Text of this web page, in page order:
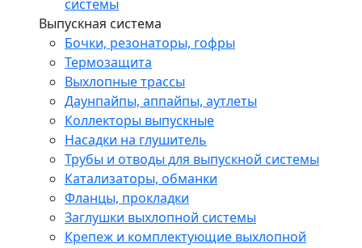
системы
Выпускная система
Бочки, резонаторы, гофры
Термозащита
Выхлопные трассы
Даунпайпы, аппайпы, аутлеты
Коллекторы выпускные
Насадки на глушитель
Трубы и отводы для выпускной системы
Катализаторы, обманки
Фланцы, прокладки
Заглушки выхлопной системы
Крепеж и комплектующие выхлопной